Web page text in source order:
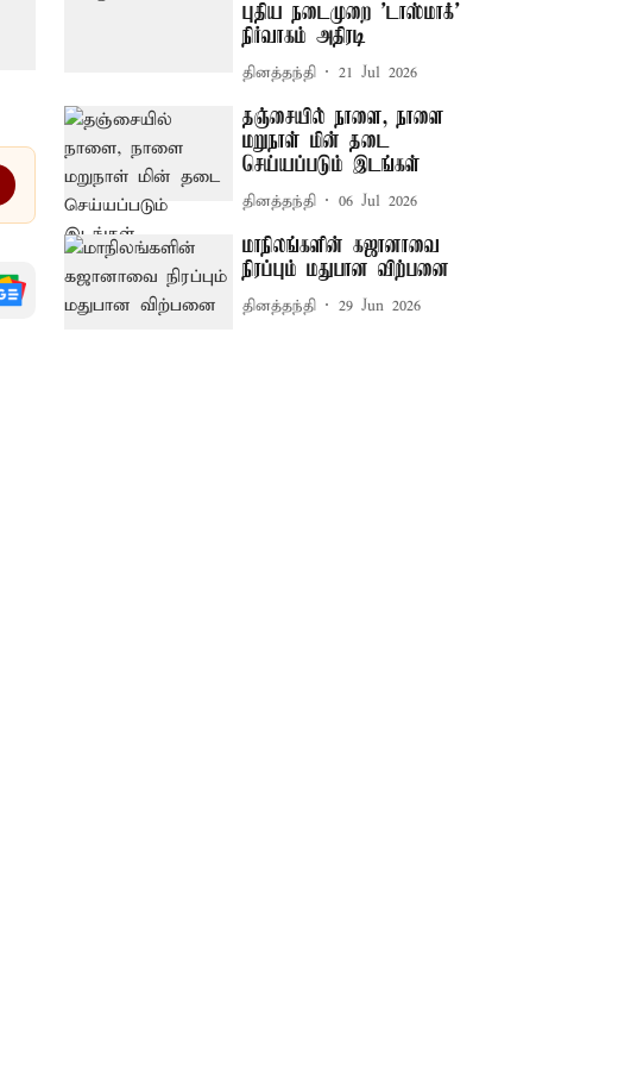
புதிய நடைமுறை 'டாஸ்மாக்'
நிர்வாகம் அதிரடி
தினத்தந்தி 21 Jul 2026
தஞ்சையில் நாளை, நாளை
மறுநாள் மின் தடை
செய்யப்படும் இடங்கள்
தினத்தந்தி 06 Jul 2026
மாநிலங்களின் கஜானாவை
நிரப்பும் மதுபான விற்பனை
தினத்தந்தி 29 Jun 2026